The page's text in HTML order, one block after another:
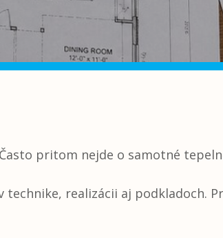
pritom nejde o samotné
realizácii aj podkladoch.